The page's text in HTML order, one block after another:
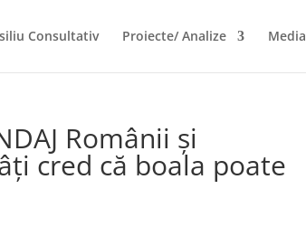
Consultativ Proiecte/ Analize Media
Românii și
cred că boala poate